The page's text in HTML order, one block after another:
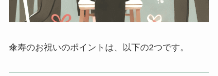
傘寿のお祝いのポイントは、以下の2つです。